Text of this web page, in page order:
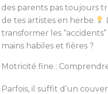
des parents pas toujours
de tes artistes en herbe.
transformer les
mains habiles et fières ?
Motricité fine :
Parfois, il suffit d’un